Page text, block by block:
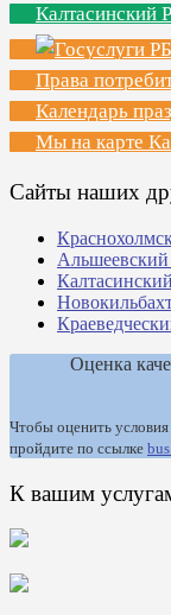
Калтасинский
Права
Календарь
Мы на карте
Сайты наших
Оценка
Чтобы оценить условия
пройдите по ссылке
К вашим